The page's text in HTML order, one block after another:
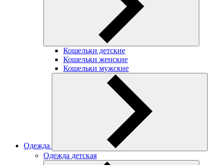
Кошельки детские
Кошельки женские
Кошельки мужские
Одежда
Одежда детская